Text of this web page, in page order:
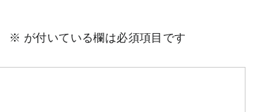
※ が付いている欄は必須項目です